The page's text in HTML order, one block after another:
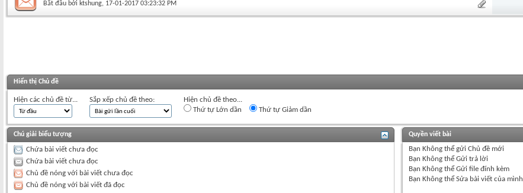
Bắt đầu bởi ktshung‎, 17-01-2017 03:23:32 PM
Hiển thị Chủ đề
Hiện các chủ đề từ... Sắp xếp chủ đề theo:
Hiện chủ đề theo...
Thứ tự Lớn dần
Thứ tự Giảm dần
Chú giải biểu tượng
Chứa bài viết chưa đọc
Chứa bài viết chưa đọc
Chủ đề nóng với bài viết chưa đọc
Chủ đề nóng với bài viết đã đọc
Quyền viết bài
Bạn Không thểgửi Chủ đề mới
Bạn Không thểGửi trả lời
Bạn Không thểGửi file đính kèm
Bạn Không thểSửa bài viết của mình